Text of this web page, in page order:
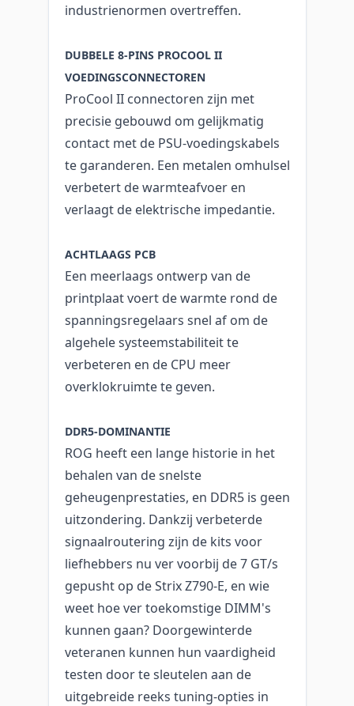
industrienormen overtreffen.
DUBBELE 8-PINS PROCOOL II
VOEDINGSCONNECTOREN
ProCool II connectoren zijn met
precisie gebouwd om gelijkmatig
contact met de PSU-voedingskabels
te garanderen. Een metalen omhulsel
verbetert de warmteafvoer en
verlaagt de elektrische impedantie.
ACHTLAAGS PCB
Een meerlaags ontwerp van de
printplaat voert de warmte rond de
spanningsregelaars snel af om de
algehele systeemstabiliteit te
verbeteren en de CPU meer
overklokruimte te geven.
DDR5-DOMINANTIE
ROG heeft een lange historie in het
behalen van de snelste
geheugenprestaties, en DDR5 is geen
uitzondering. Dankzij verbeterde
signaalroutering zijn de kits voor
liefhebbers nu ver voorbij de 7 GT/s
gepusht op de Strix Z790-E, en wie
weet hoe ver toekomstige DIMM's
kunnen gaan? Doorgewinterde
veteranen kunnen hun vaardigheid
testen door te sleutelen aan de
uitgebreide reeks tuning-opties in